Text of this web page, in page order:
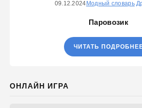
09.12.2024 Модный словарь
Паровозик
ЧИТАТЬ
ОНЛАЙН ИГРА